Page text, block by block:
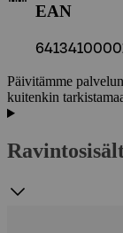
EAN
Päivitämme
kuitenkin